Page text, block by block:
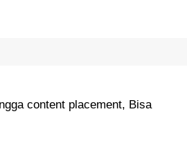
content placement, Bisa